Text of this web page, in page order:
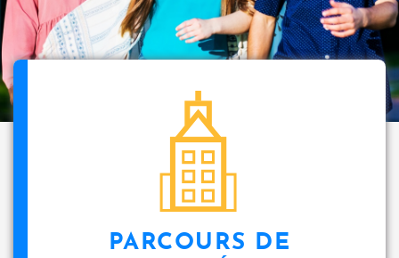
p
a
l
PARCOURS DE